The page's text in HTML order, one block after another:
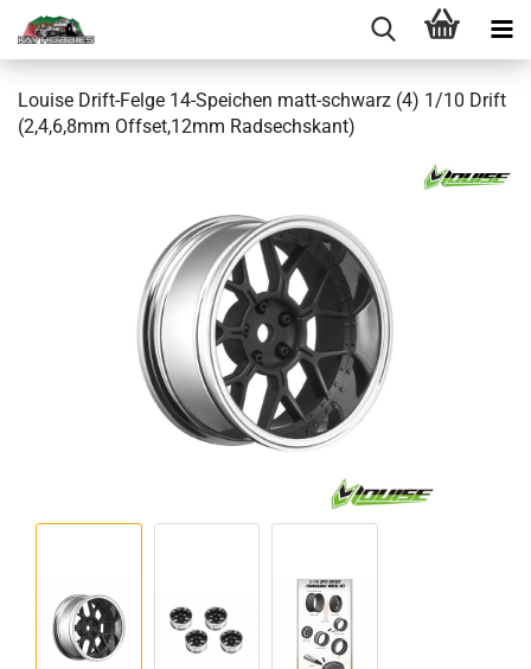
Louise Drift-Felge 14-Speichen matt-schwarz (4) 1/10 Drift
(2,4,6,8mm Offset,12mm Radsechskant)